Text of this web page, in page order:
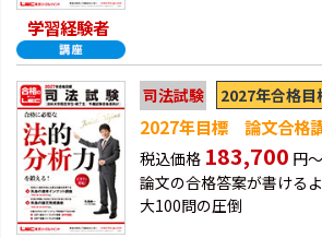
学習経験者
司法試験 2027年合格目
2027年目標 論文合格
税込価格 183,700 円～
論文の合格答案が書ける
大100問の圧倒